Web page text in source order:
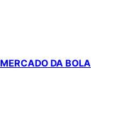
MERCADO DA BOLA